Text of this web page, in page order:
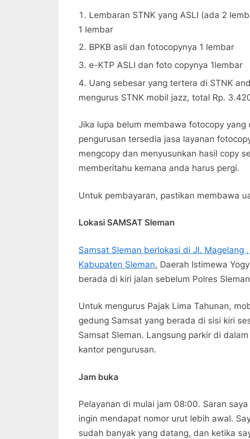
Lembaran STNK yang ASLI (ada 2
1 lembar
BPKB asli dan fotocopynya 1 lembar
e-KTP ASLI dan foto copynya 1lembar
Uang sebesar yang tertera di STNK
mengurus STNK mobil jazz, total Rp.
Jika lupa belum membawa fotocopy
pengurusan tersedia jasa layanan
mengcopy dan menyusunkan hasil copy
memberitahu kemana anda harus pergi.
Untuk pembayaran, pastikan membawa
Lokasi SAMSAT Sleman
Samsat Sleman berlokasi di Jl. Magelang
Kabupaten Sleman, Daerah Istimewa
berada di kiri jalan sebelum Polres
Untuk mengurus Pajak Lima Tahunan,
gedung Samsat yang berada di sisi kiri
Samsat Sleman. Langsung parkir di
kantor pengurusan.
Jam buka
Pelayanan di mulai jam 08:00. Saran
ingin mendapat nomor urut lebih awal.
sudah banyak yang datang, dan ketika